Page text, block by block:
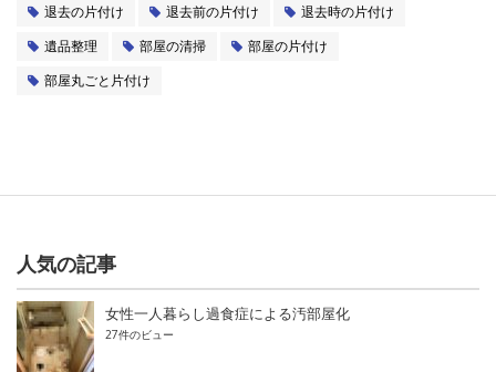
退去の片付け
退去前の片付け
退去時の片付け
遺品整理
部屋の清掃
部屋の片付け
部屋丸ごと片付け
人気の記事
女性一人暮らし過食症による汚部屋化
27件のビュー